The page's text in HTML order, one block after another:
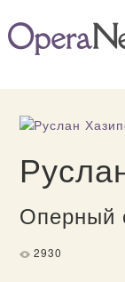
Оперный
2930